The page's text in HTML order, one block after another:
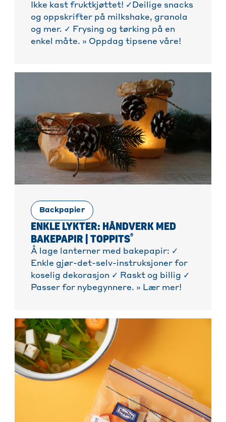
Ikke kast fruktkjøttet! ✓Deilige snacks
og oppskrifter på milkshake, granola
og mer. ✓ Frysing og tørking på en
enkel måte. » Oppdag tipsene våre!
Backpapier
ENKLE LYKTER: HÅNDVERK MED
BAKEPAPIR | TOPPITS®
Å lage lanterner med bakepapir: ✓
Enkle gjør-det-selv-instruksjoner for
koselig dekorasjon ✓ Raskt og billig ✓
Passer for nybegynnere. » Lær mer!